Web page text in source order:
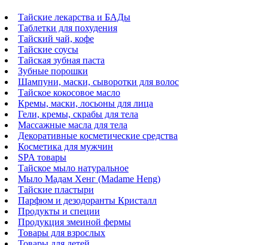
Тайские лекарства и БАДы
Таблетки для похудения
Тайский чай, кофе
Тайские соусы
Тайская зубная паста
Зубные порошки
Шампуни, маски, сыворотки для волос
Тайское кокосовое масло
Кремы, маски, лосьоны для лица
Гели, кремы, скрабы для тела
Массажные масла для тела
Декоративные косметические средства
Косметика для мужчин
SPA товары
Тайское мыло натуральное
Мыло Мадам Хенг (Madame Heng)
Тайские пластыри
Парфюм и дезодоранты Кристалл
Продукты и специи
Продукция змеиной фермы
Товары для взрослых